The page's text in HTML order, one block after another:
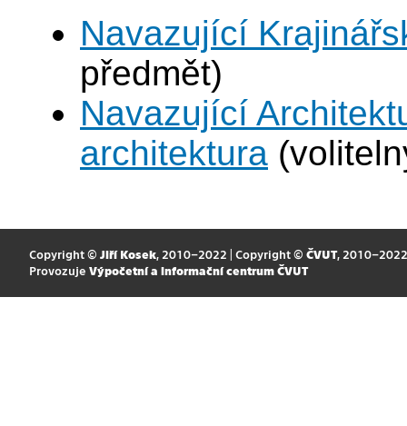
Navazující
předmět)
Navazující
architektura
Copyright © Jiří Kosek, 2010–2022 | Copyright © ČVUT, 2010–2022
Provozuje Výpočetní a informační centrum ČVUT